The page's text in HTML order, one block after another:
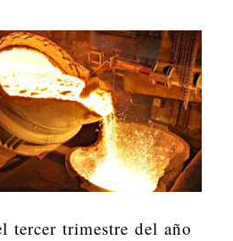
tercer trimestre del año